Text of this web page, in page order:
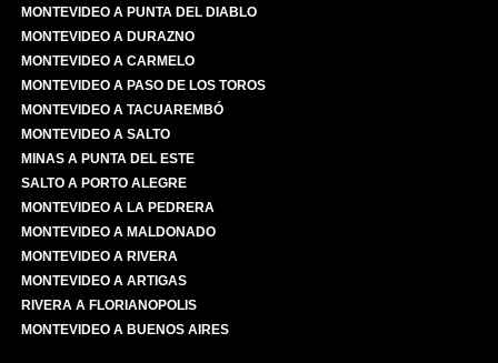
MONTEVIDEO A PUNTA DEL DIABLO
MONTEVIDEO A DURAZNO
MONTEVIDEO A CARMELO
MONTEVIDEO A PASO DE LOS TOROS
MONTEVIDEO A TACUAREMBÓ
MONTEVIDEO A SALTO
MINAS A PUNTA DEL ESTE
SALTO A PORTO ALEGRE
MONTEVIDEO A LA PEDRERA
MONTEVIDEO A MALDONADO
MONTEVIDEO A RIVERA
MONTEVIDEO A ARTIGAS
RIVERA A FLORIANOPOLIS
MONTEVIDEO A BUENOS AIRES